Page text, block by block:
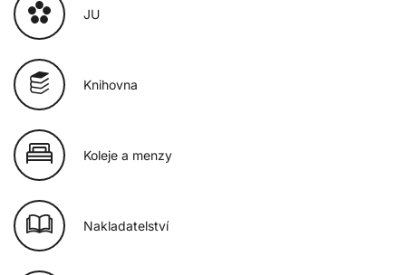
JU
Knihovna
Koleje a menzy
Nakladatelství